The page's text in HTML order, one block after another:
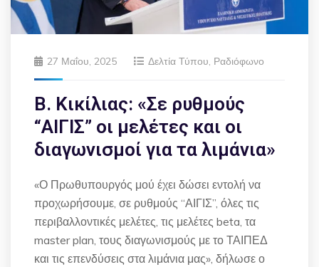
27 Μαΐου, 2025 Δελτία Τύπου, Ραδιόφωνο
Β. Κικίλιας: «Σε ρυθμούς
“ΑΙΓΙΣ” οι μελέτες και οι
διαγωνισμοί για τα λιμάνια»
«Ο Πρωθυπουργός μού έχει δώσει εντολή να
προχωρήσουμε, σε ρυθμούς “ΑΙΓΙΣ”, όλες τις
περιβαλλοντικές μελέτες, τις μελέτες beta, τα
master plan, τους διαγωνισμούς με το ΤΑΙΠΕΔ
και τις επενδύσεις στα λιμάνια μας», δήλωσε ο